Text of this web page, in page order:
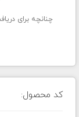
چنانچه برای
کد محصول: